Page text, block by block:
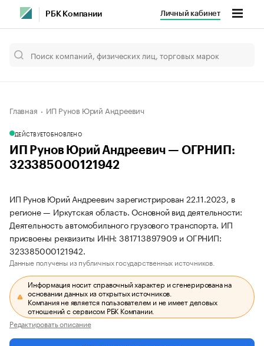
РБК Компании Личный кабинет
Главная ИП Рунов Юрий Андреевич
ДЕЙСТВУЕТОБНОВЛЕНО
ИП Рунов Юрий Андреевич — ОГРНИП:
323385000121942
ИП Рунов Юрий Андреевич зарегистрирован 22.11.2023, в
регионе — Иркутская область. Основной вид деятельности:
Деятельность автомобильного грузового транспорта. ИП
присвоены реквизиты ИНН: 381713897909 и ОГРНИП:
323385000121942.
Данные получены из публичных государственных источников.
Информация носит справочный характер и сгенерирована на
основании данных из открытых источников.
Компания не является пользователем и не имеет деловых
отношений с сервисом РБК Компании.
Редактировать описание